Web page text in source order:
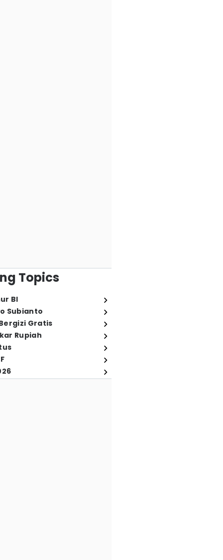
Topics
BI
Subianto
Gratis
Rupiah